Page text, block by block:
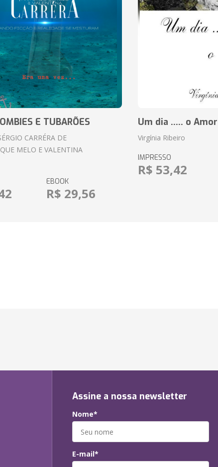
E TUBARÕES
CARRÉRA DE
MELO E VALENTINA
EBOOK
R$ 29,56
Um dia ..... o Amor
Virgínia Ribeiro
IMPRESSO
R$ 53,42
Assine a nossa newsletter
Nome*
E-mail*